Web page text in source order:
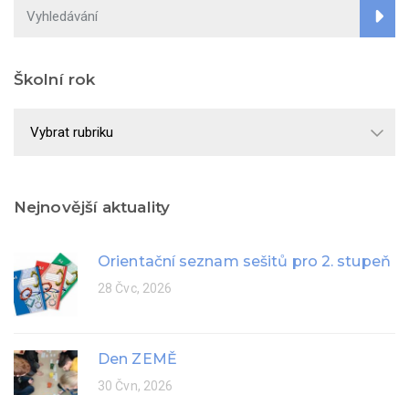
Školní rok
Nejnovější aktuality
Orientační seznam sešitů pro 2. stupeň
28 Čvc, 2026
Den ZEMĚ
30 Čvn, 2026